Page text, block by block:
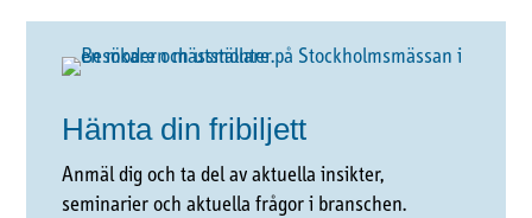
Hämta din fribiljett
Anmäl dig och ta del av aktuella insikter,
seminarier och aktuella frågor i branschen.